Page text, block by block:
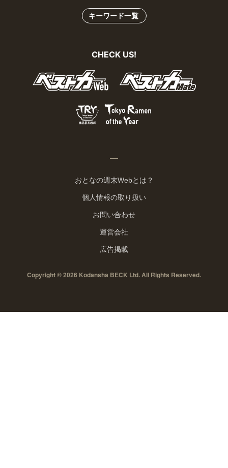
キーワード一覧
CHECK US!
おとなの週末Webとは？
個人情報の取り扱い
お問い合わせ
運営会社
広告掲載
Copyright © 2026 Kodansha BECK Ltd. All Rights Reserved.